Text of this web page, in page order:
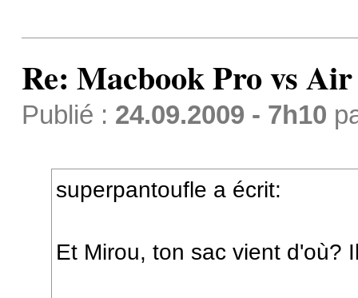
Re: Macbook Pro vs Air
Publié : 24.09.2009 - 7h10
superpantoufle a écrit:
Et Mirou, ton sac vient d'où?